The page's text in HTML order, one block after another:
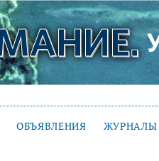
ОБЪЯВЛЕНИЯ
ЖУРНАЛЫ